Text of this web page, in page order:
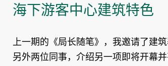
海下游客中心建筑特色
上一期的《局长随笔》，我邀请了建
另外两位同事，介绍另一项即将开幕